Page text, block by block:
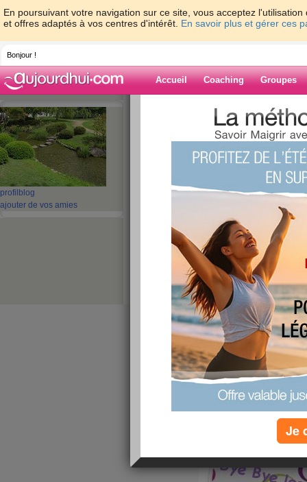
En poursuivant votre navigation sur ce site, vous acceptez
et offres adaptés à vos centres d'intérêt. En savoir plus et gérer ces
Bonjour !
Accueil Coaching Groupes
profil blog
ajouter de vos amies
> > jour de
Blog de
jour de pesée
coucou,
je suis fière de
-700grs cette
plus que 1kg et je passe
c'est super !
Je